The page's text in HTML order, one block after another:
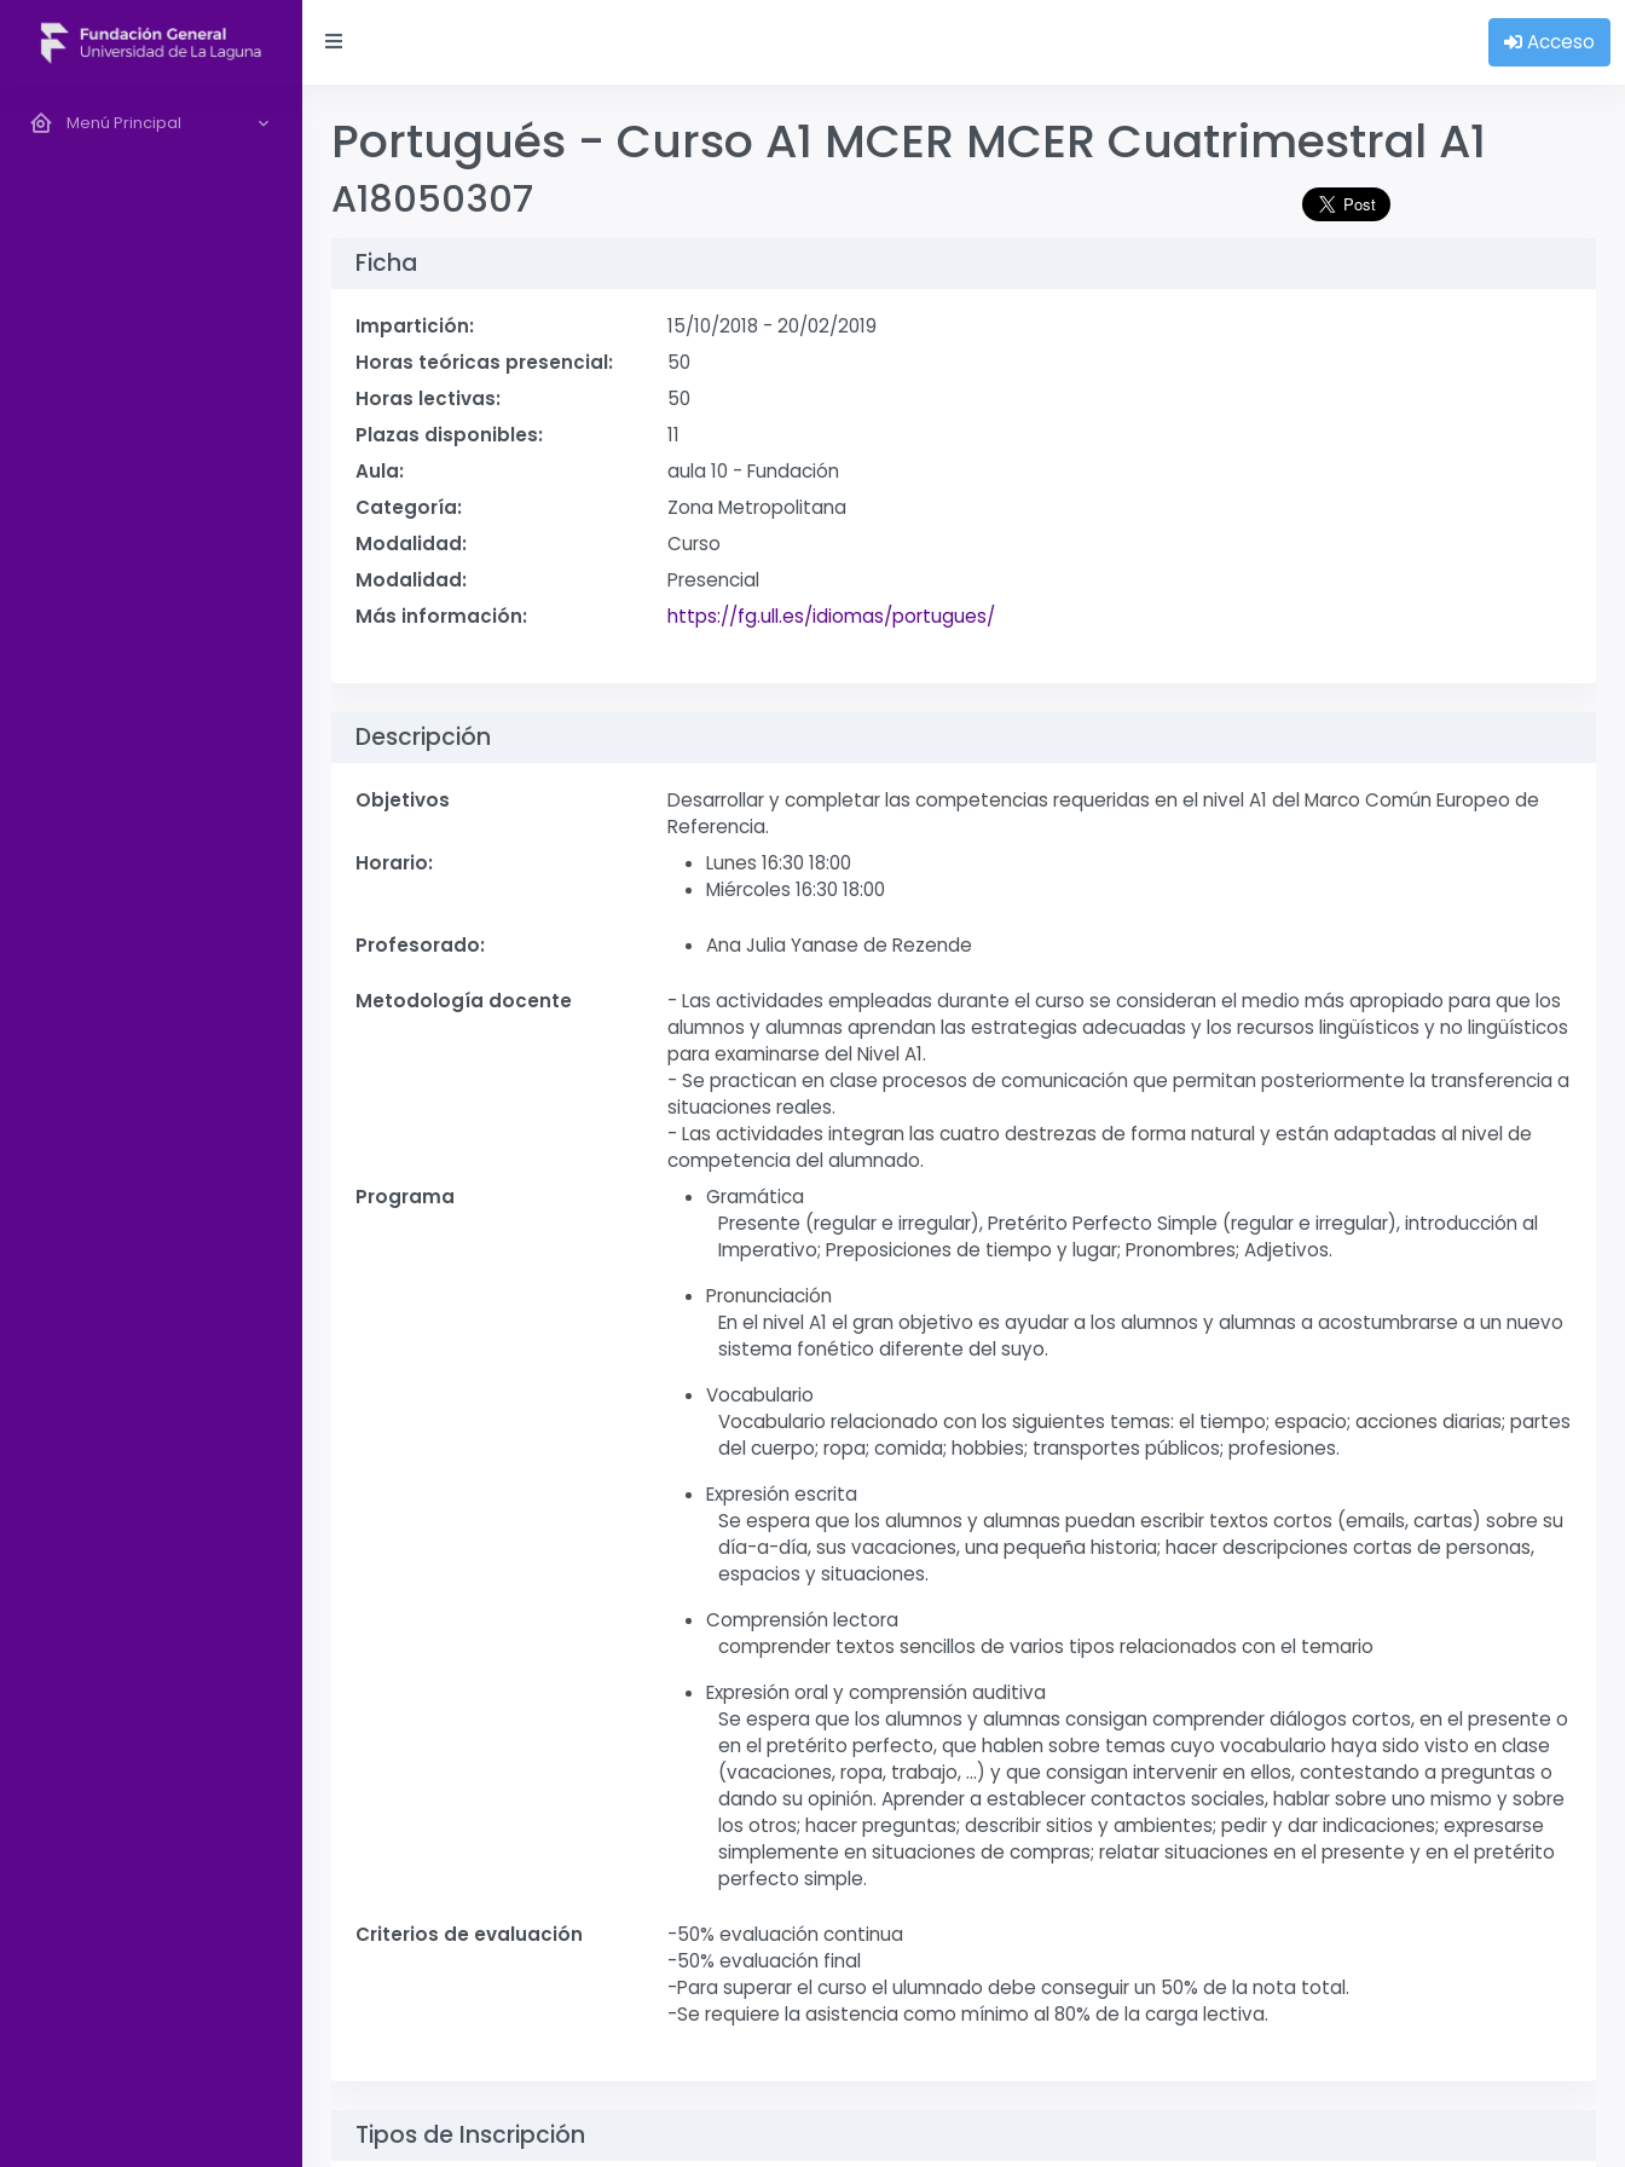
Acceso
Menú Principal Portugués - Curso A1 MCER MCER Cuatrimestral A1
A18050307
Ficha
Impartición: 15/10/2018 - 20/02/2019
Horas teóricas presencial:
50
Horas lectivas:
50
Plazas disponibles:
11
Aula:
aula 10 - Fundación
Categoría:
Zona Metropolitana
Modalidad:
Curso
Modalidad:
Presencial
Más información:
https://fg.ull.es/idiomas/portugues/
Descripción
Objetivos
Desarrollar y completar las competencias requeridas en el nivel A1 del Marco Común Europeo de
Referencia.
Horario:
Lunes 16:30 18:00
Miércoles 16:30 18:00
Profesorado: Ana Julia Yanase de Rezende
Metodología docente
- Las actividades empleadas durante el curso se consideran el medio más apropiado para que los
alumnos y alumnas aprendan las estrategias adecuadas y los recursos lingüísticos y no lingüísticos
para examinarse del Nivel A1.
- Se practican en clase procesos de comunicación que permitan posteriormente la transferencia a
situaciones reales.
- Las actividades integran las cuatro destrezas de forma natural y están adaptadas al nivel de
competencia del alumnado.
Programa
Gramática
Presente (regular e irregular), Pretérito Perfecto Simple (regular e irregular), introducción al
Imperativo; Preposiciones de tiempo y lugar; Pronombres; Adjetivos.
Pronunciación
En el nivel A1 el gran objetivo es ayudar a los alumnos y alumnas a acostumbrarse a un nuevo
sistema fonético diferente del suyo.
Vocabulario
Vocabulario relacionado con los siguientes temas: el tiempo; espacio; acciones diarias; partes
del cuerpo; ropa; comida; hobbies; transportes públicos; profesiones.
Expresión escrita
Se espera que los alumnos y alumnas puedan escribir textos cortos (emails, cartas) sobre su
día-a-día, sus vacaciones, una pequeña historia; hacer descripciones cortas de personas,
espacios y situaciones.
Comprensión lectora
comprender textos sencillos de varios tipos relacionados con el temario
Expresión oral y comprensión auditiva
Se espera que los alumnos y alumnas consigan comprender diálogos cortos, en el presente o
en el pretérito perfecto, que hablen sobre temas cuyo vocabulario haya sido visto en clase
(vacaciones, ropa, trabajo, …) y que consigan intervenir en ellos, contestando a preguntas o
dando su opinión. Aprender a establecer contactos sociales, hablar sobre uno mismo y sobre
los otros; hacer preguntas; describir sitios y ambientes; pedir y dar indicaciones; expresarse
simplemente en situaciones de compras; relatar situaciones en el presente y en el pretérito
perfecto simple.
Criterios de evaluación
-50% evaluación continua
-50% evaluación final
-Para superar el curso el ulumnado debe conseguir un 50% de la nota total.
-Se requiere la asistencia como mínimo al 80% de la carga lectiva.
Tipos de Inscripción